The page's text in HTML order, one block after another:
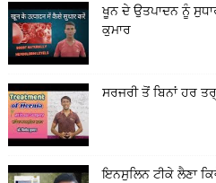
ਖੂਨ ਦੇ ਉਤਪਾਦਨ ਨੂੰ
ਕੁਮਾਰ
ਸਰਜਰੀ ਤੋਂ ਬਿਨਾਂ ਹਰ
ਇਨਸੁਲਿਨ ਟੀਕੇ ਲੈਣਾ